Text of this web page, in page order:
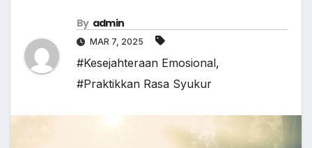
By admin
MAR 7, 2025
#Kesejahteraan Emosional,
#Praktikkan Rasa Syukur